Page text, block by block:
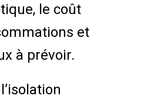
le coût
et
à prévoir.